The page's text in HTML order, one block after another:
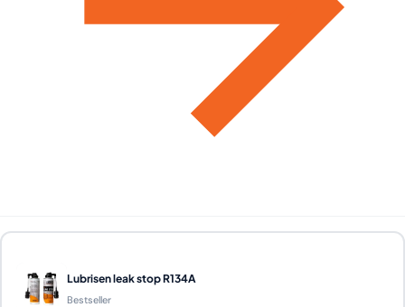
Lubrisen leak stop R134A
Bestseller